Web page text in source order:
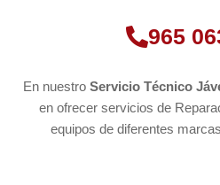
965
En nuestro Servicio Técnico
en ofrecer servicios de
equipos de diferentes